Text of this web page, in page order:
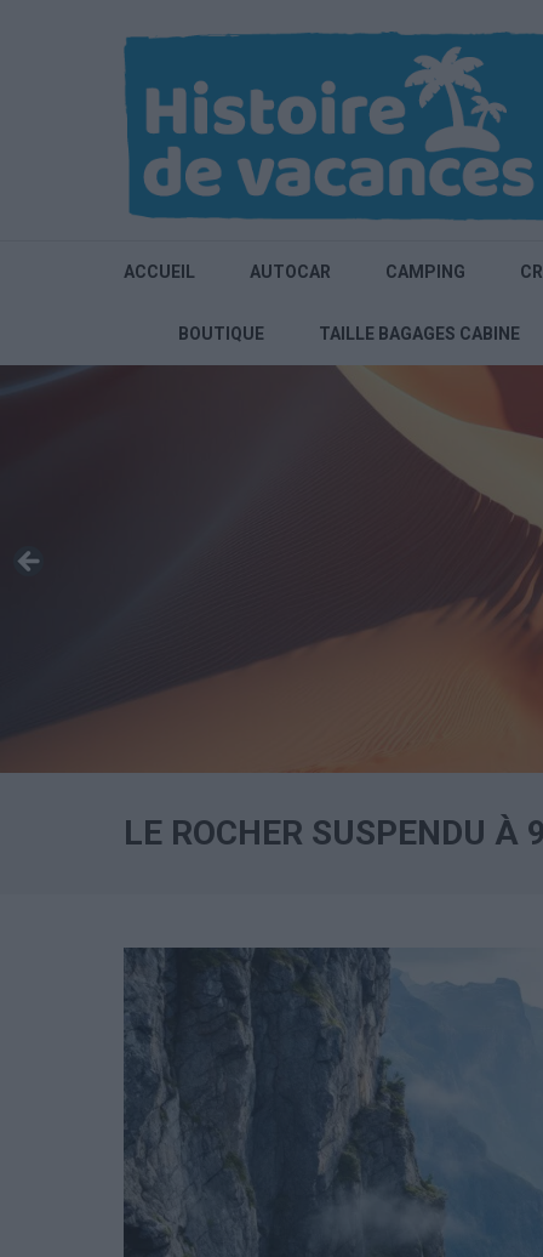
ACCUEIL AUTOCAR CAMPING
BOUTIQUE TAILLE BAGAGES CABINE
LE ROCHER SUSPENDU À